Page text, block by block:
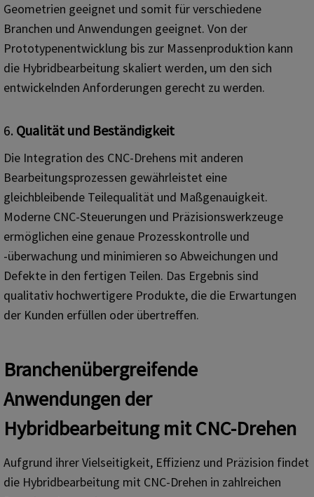
Geometrien geeignet und somit für verschiedene
Branchen und Anwendungen geeignet. Von der
Prototypenentwicklung bis zur Massenproduktion kann
die Hybridbearbeitung skaliert werden, um den sich
entwickelnden Anforderungen gerecht zu werden.
6. Qualität und Beständigkeit
Die Integration des CNC-Drehens mit anderen
Bearbeitungsprozessen gewährleistet eine
gleichbleibende Teilequalität und Maßgenauigkeit.
Moderne CNC-Steuerungen und Präzisionswerkzeuge
ermöglichen eine genaue Prozesskontrolle und
-überwachung und minimieren so Abweichungen und
Defekte in den fertigen Teilen. Das Ergebnis sind
qualitativ hochwertigere Produkte, die die Erwartungen
der Kunden erfüllen oder übertreffen.
Branchenübergreifende
Anwendungen der
Hybridbearbeitung mit CNC-Drehen
Aufgrund ihrer Vielseitigkeit, Effizienz und Präzision findet
die Hybridbearbeitung mit CNC-Drehen in zahlreichen